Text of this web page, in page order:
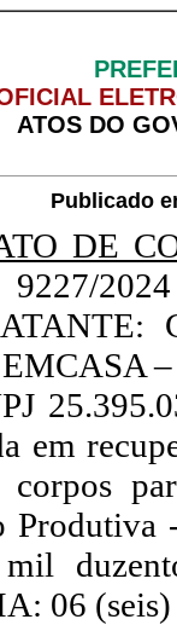
ATOS DO
Publicado
DE
9227/
em
corpos
mil
06 (seis)